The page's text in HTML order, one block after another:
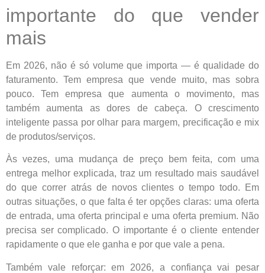
importante do que vender
mais
Em 2026, não é só volume que importa — é qualidade do
faturamento. Tem empresa que vende muito, mas sobra
pouco. Tem empresa que aumenta o movimento, mas
também aumenta as dores de cabeça. O crescimento
inteligente passa por olhar para margem, precificação e mix
de produtos/serviços.
Às vezes, uma mudança de preço bem feita, com uma
entrega melhor explicada, traz um resultado mais saudável
do que correr atrás de novos clientes o tempo todo. Em
outras situações, o que falta é ter opções claras: uma oferta
de entrada, uma oferta principal e uma oferta premium. Não
precisa ser complicado. O importante é o cliente entender
rapidamente o que ele ganha e por que vale a pena.
Também vale reforçar: em 2026, a confiança vai pesar